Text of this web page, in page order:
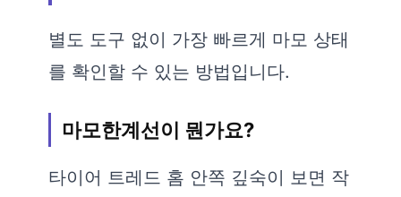
별도 도구 없이 가장 빠르게 마모 상태
를 확인할 수 있는 방법입니다.
마모한계선이 뭔가요?
타이어 트레드 홈 안쪽 깊숙이 보면 작